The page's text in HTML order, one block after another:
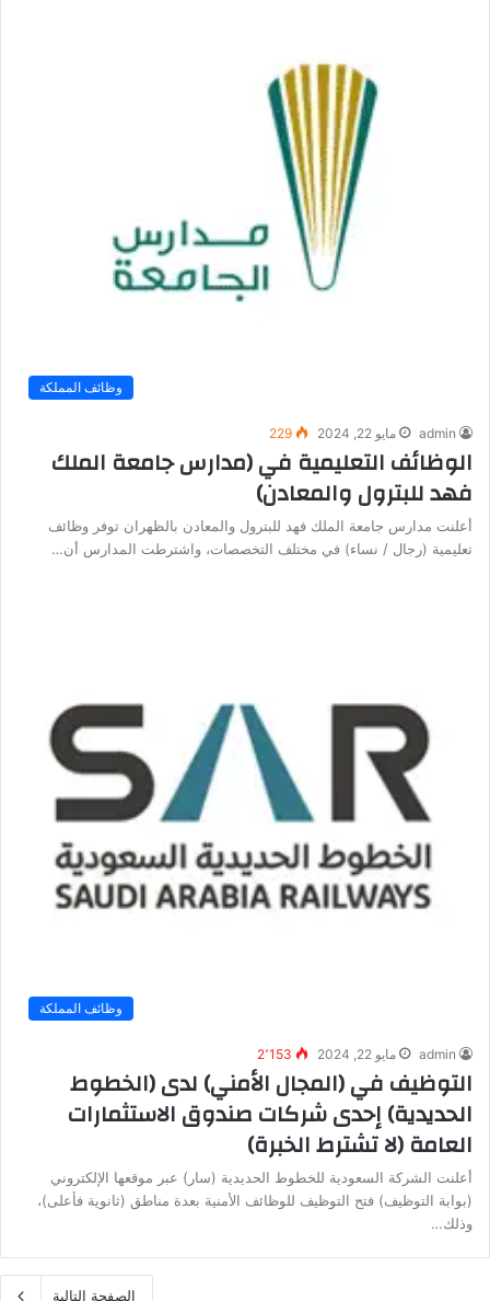
وظائف المملكة
admin مايو 22, 2024 229
الوظائف التعليمية في (مدارس جامعة الملك
فهد للبترول والمعادن)
أعلنت مدارس جامعة الملك فهد للبترول والمعادن بالظهران توفر وظائف
تعليمية (رجال / نساء) في مختلف التخصصات، واشترطت المدارس أن…
وظائف المملكة
admin مايو 22, 2024 2٬153
التوظيف في (المجال الأمني) لدى (الخطوط
الحديدية) إحدى شركات صندوق الاستثمارات
العامة (لا تشترط الخبرة)
أعلنت الشركة السعودية للخطوط الحديدية (سار) عبر موقعها الإلكتروني
(بوابة التوظيف) فتح التوظيف للوظائف الأمنية بعدة مناطق (ثانوية فأعلى)،
وذلك…
الصفحة التالية